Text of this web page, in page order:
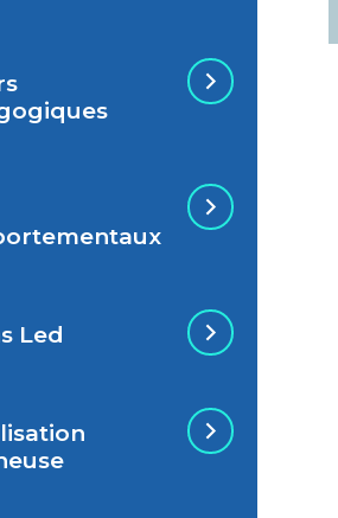
de
de
Pédagogique
Comportemental
Led
Géant Extérieur